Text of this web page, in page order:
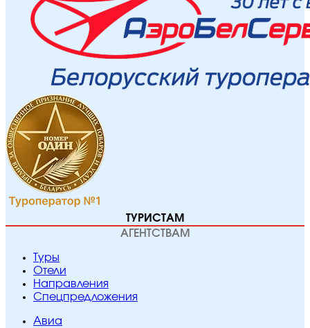
ТУРИСТАМ
АГЕНТСТВАМ
Туры
Отели
Направления
Спецпредложения
Авиа